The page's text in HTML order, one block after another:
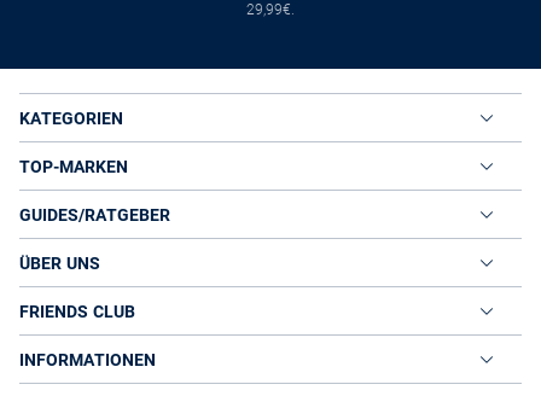
29,99€.
KATEGORIEN
TOP-MARKEN
GUIDES/RATGEBER
ÜBER UNS
FRIENDS CLUB
INFORMATIONEN